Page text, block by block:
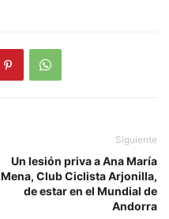
Siguiente
Un lesión priva a Ana María
Mena, Club Ciclista Arjonilla,
de estar en el Mundial de
Andorra